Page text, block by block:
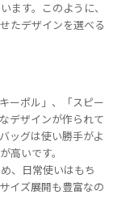
ます。このように、
たデザインを選べる
ーポル」、「スピー
デザインが作られて
ッグは使い勝手がよ
高いです。
、日常使いはもち
イズ展開も豊富なの